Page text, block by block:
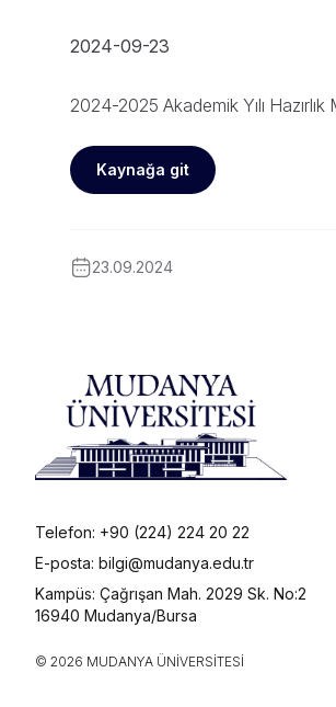
2024-09-23
2024-2025 Akademik Yılı
Kaynağa git
23.09.2024
Telefon: +90 (224) 224 20 22
E-posta: bilgi@mudanya.edu.tr
Kampüs: Çağrışan Mah. 2029 Sk. No:2
16940 Mudanya/Bursa
© 2026 MUDANYA ÜNIVERSITESI